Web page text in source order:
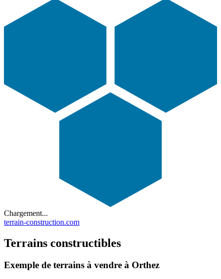
Chargement...
terrain-construction.com
Terrains constructibles
Exemple de terrains à vendre à Orthez